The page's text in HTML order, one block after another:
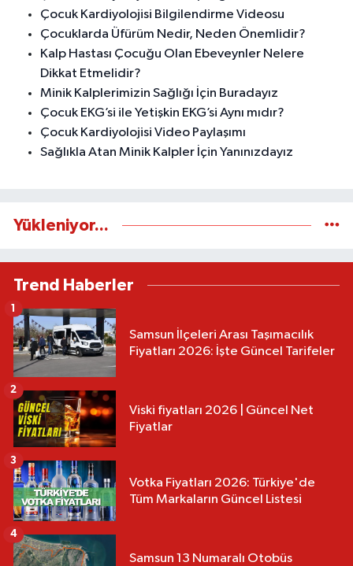
Çocuk Kardiyolojisi Bilgilendirme Videosu
Çocuklarda Üfürüm Nedir, Neden Önemlidir?
Kalp Hastası Çocuğu Olan Ebeveynler Nelere
Dikkat Etmelidir?
Minik Kalplerimizin Sağlığı İçin Buradayız
Çocuk EKG’si ile Yetişkin EKG’si Aynı mıdır?
Çocuk Kardiyolojisi Video Paylaşımı
Sağlıkla Atan Minik Kalpler İçin Yanınızdayız
Yükleniyor...
Trend Haberler
Samsun İlçeleri Arası Taşımacılık
Fiyatları 2026: İşte Güncel Tarifeler
1
Viski fiyatları 2026 | Güncel Net
Fiyatlar
2
Votka Fiyatları 2026: Türkiye'de
Tüm Markaların Güncel Listesi
3
Samsun 13 Numaralı Otobüs
4